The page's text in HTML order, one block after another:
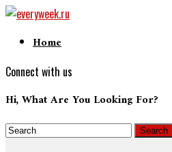
Home
Connect with us
Hi, What Are You Looking For?